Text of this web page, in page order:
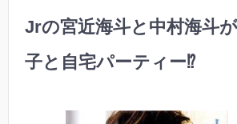
Jrの宮近海斗と中村海斗
子と自宅パーティー⁉︎